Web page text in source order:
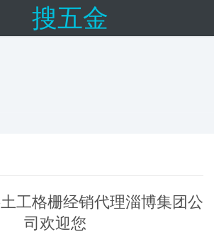
搜五金
工格栅经销代理淄博集团公
司欢迎您